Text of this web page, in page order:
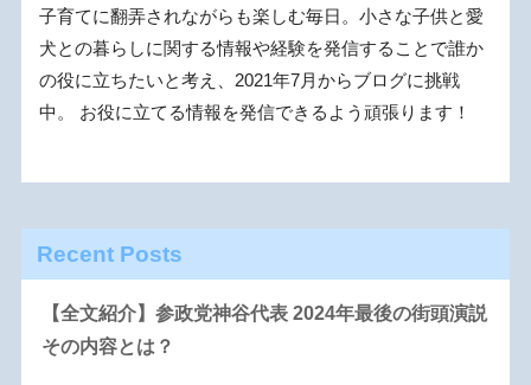
子育てに翻弄されながらも楽しむ毎日。小さな子供と愛
犬との暮らしに関する情報や経験を発信することで誰か
の役に立ちたいと考え、2021年7月からブログに挑戦
中。 お役に立てる情報を発信できるよう頑張ります！
Recent Posts
【全文紹介】参政党神谷代表 2024年最後の街頭演説
その内容とは？